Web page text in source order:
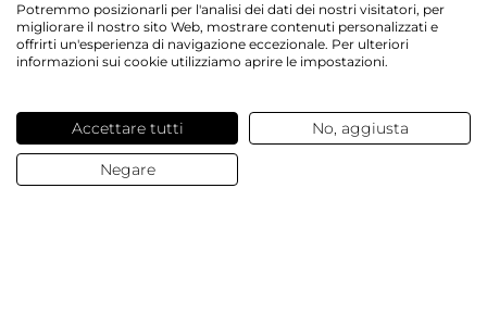
Servizi offerti
Contatti e domande
Chi siamo
Potremmo posizionarli per l'analisi dei dati dei nostri visitatori, per
migliorare il nostro sito Web, mostrare contenuti personalizzati e
offrirti un'esperienza di navigazione eccezionale. Per ulteriori
informazioni sui cookie utilizziamo aprire le impostazioni.
Accettare tutti No, aggiusta
Negare